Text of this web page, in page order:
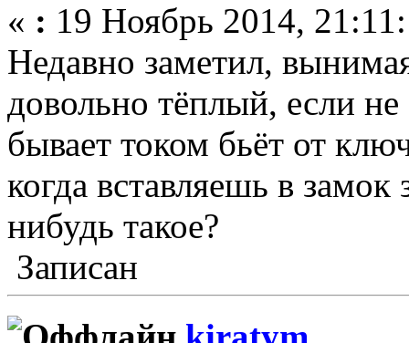
« : 19 Ноябрь 2014,
Недавно заметил,
довольно тёплый, если
бывает током бьёт от
когда вставляешь в
нибудь такое?
Записан